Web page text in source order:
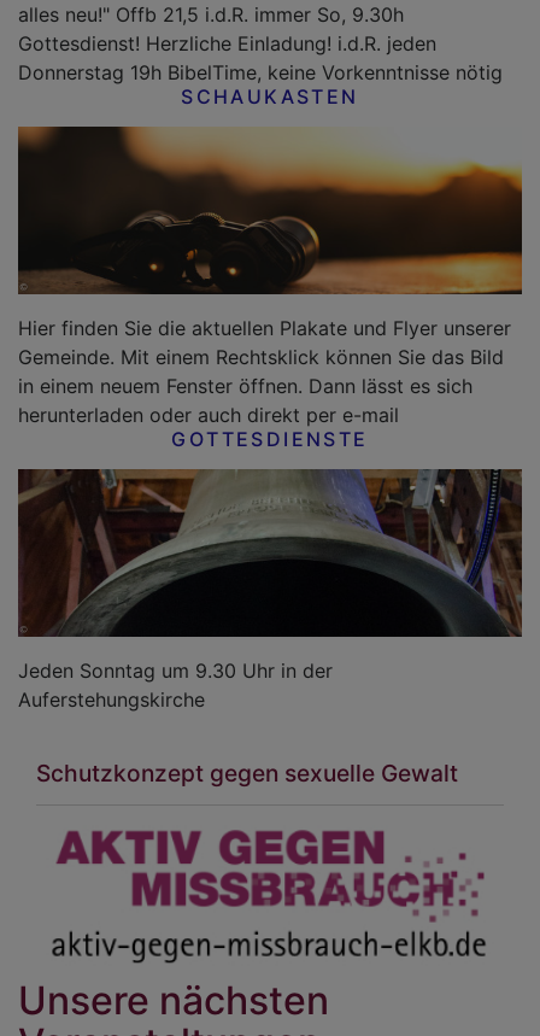
alles neu!" Offb 21,5 i.d.R. immer So, 9.30h
Gottesdienst! Herzliche Einladung! i.d.R. jeden
Donnerstag 19h BibelTime, keine Vorkenntnisse nötig
SCHAUKASTEN
Hier finden Sie die aktuellen Plakate und Flyer unserer
Gemeinde. Mit einem Rechtsklick können Sie das Bild
in einem neuem Fenster öffnen. Dann lässt es sich
herunterladen oder auch direkt per e-mail
GOTTESDIENSTE
Jeden Sonntag um 9.30 Uhr in der
Auferstehungskirche
Schutzkonzept gegen sexuelle Gewalt
Unsere nächsten